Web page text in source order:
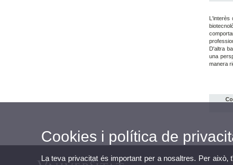
L'interès
D'altra
una
manera
Cookies i política de
La teva privacitat és important per a nosaltres. Per